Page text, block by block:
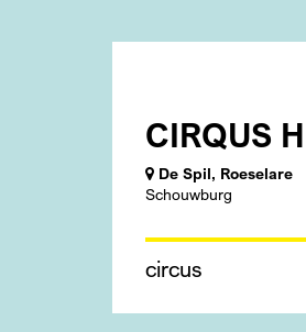
CIRQUS
De Spil, Roeselare
Schouwburg
circus